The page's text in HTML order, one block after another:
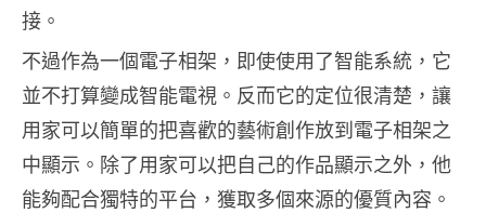
接。
不過作為一個電子相架，即使使用了智能系統，它
並不打算變成智能電視。反而它的定位很清楚，讓
用家可以簡單的把喜歡的藝術創作放到電子相架之
中顯示。除了用家可以把自己的作品顯示之外，他
能夠配合獨特的平台，獲取多個來源的優質內容。